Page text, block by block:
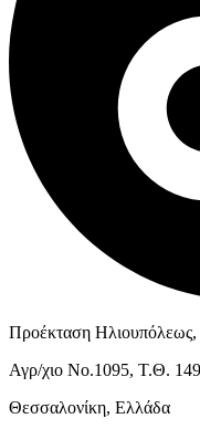
Προέκταση
Αγρ/χιο Νο.1095, Τ.Θ.
Θεσσαλονίκη, Ελλάδα